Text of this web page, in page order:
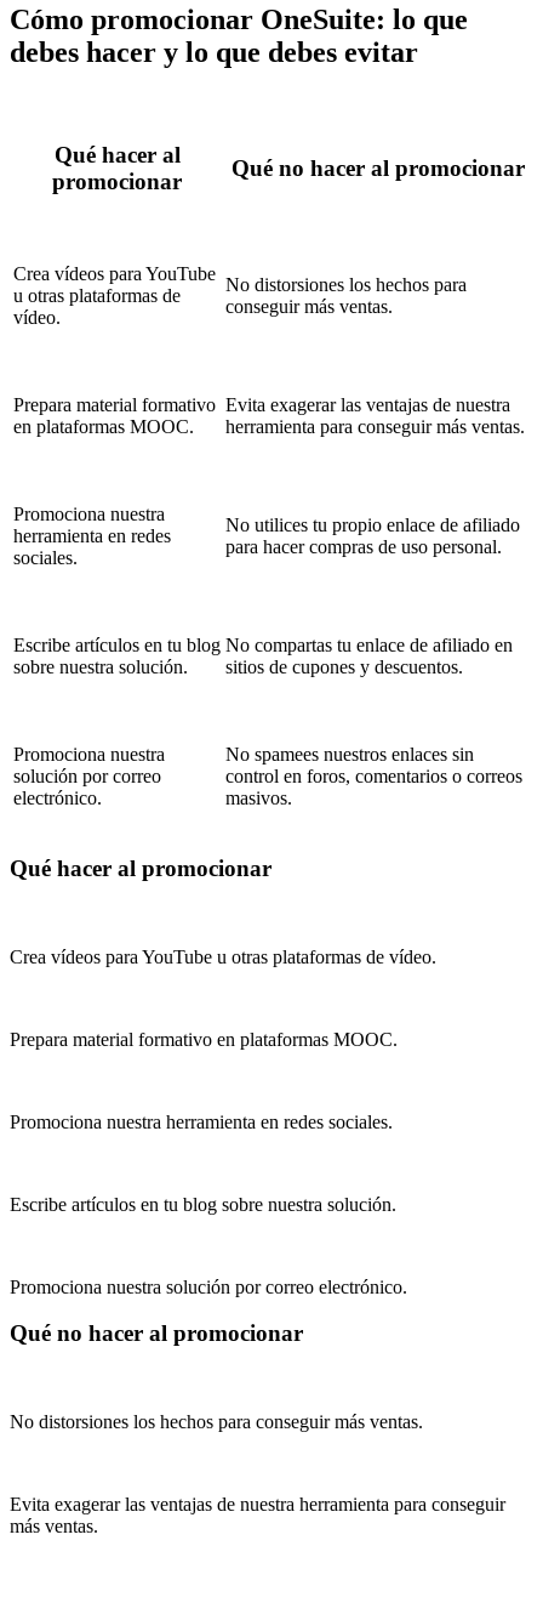
Cómo promocionar OneSuite: lo que
debes hacer y lo que debes evitar
Qué hacer al
promocionar
Qué no hacer al promocionar
Crea vídeos para YouTube
u otras plataformas de
vídeo.
No distorsiones los hechos para
conseguir más ventas.
Prepara material formativo
en plataformas MOOC.
Evita exagerar las ventajas de nuestra
herramienta para conseguir más ventas.
Promociona nuestra
herramienta en redes
sociales.
No utilices tu propio enlace de afiliado
para hacer compras de uso personal.
Escribe artículos en tu blog
sobre nuestra solución.
No compartas tu enlace de afiliado en
sitios de cupones y descuentos.
Promociona nuestra
solución por correo
electrónico.
No spamees nuestros enlaces sin
control en foros, comentarios o correos
masivos.
Qué hacer al promocionar
Crea vídeos para YouTube u otras plataformas de vídeo.
Prepara material formativo en plataformas MOOC.
Promociona nuestra herramienta en redes sociales.
Escribe artículos en tu blog sobre nuestra solución.
Promociona nuestra solución por correo electrónico.
Qué no hacer al promocionar
No distorsiones los hechos para conseguir más ventas.
Evita exagerar las ventajas de nuestra herramienta para conseguir
más ventas.